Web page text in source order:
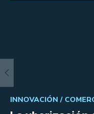
INNOVACIÓN /